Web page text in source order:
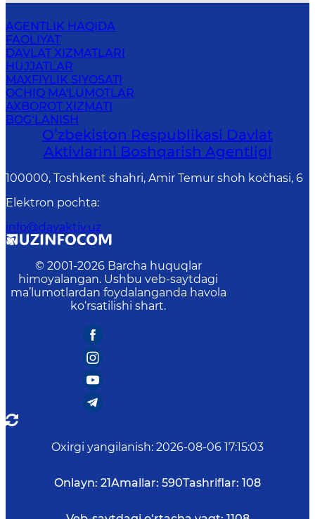
AGENTLIK HAQIDA
FAOLIYAT
DAVLAT XIZMATLARI
HUJJATLAR
MAXFIYLIK SIYOSATI
OCHIQ MA'LUMOTLAR
AXBOROT XIZMATI
BOG‘LANISH
Oʻzbekiston Respublikasi Davlat
Aktivlarini Boshqarish Agentligi
100000, Toshkent shahri, Amir Temur shoh ko`chasi, 6
Elektron pochta:
info@davaktiv.uz
© 2001-2026 Barcha huquqlar
himoyalangan. Ushbu veb-saytdagi
ma’lumotlardan foydalanganda havola
ko‘rsatilishi shart.
Oxirgi yangilanish: 2026-08-06 17:15:03
Onlayn: 21Amallar: 590Tashriflar: 108